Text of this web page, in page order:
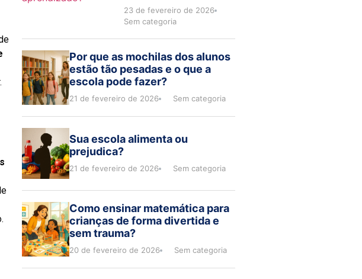
23 de fevereiro de 2026
Sem categoria
Por que as mochilas dos alunos
estão tão pesadas e o que a
escola pode fazer?
21 de fevereiro de 2026 Sem categoria
Sua escola alimenta ou
prejudica?
21 de fevereiro de 2026 Sem categoria
Como ensinar matemática para
crianças de forma divertida e
sem trauma?
20 de fevereiro de 2026 Sem categoria